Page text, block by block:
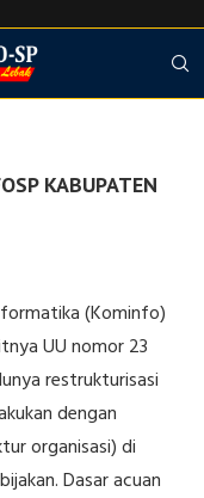
KABUPATEN
(Kominfo)
UU nomor 23
restrukturisasi
dengan
organisasi) di
Dasar acuan